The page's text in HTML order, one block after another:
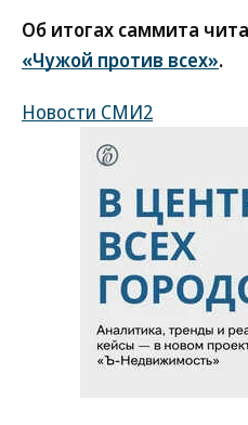
Об итогах саммита
«Чужой против всех».
Новости СМИ2